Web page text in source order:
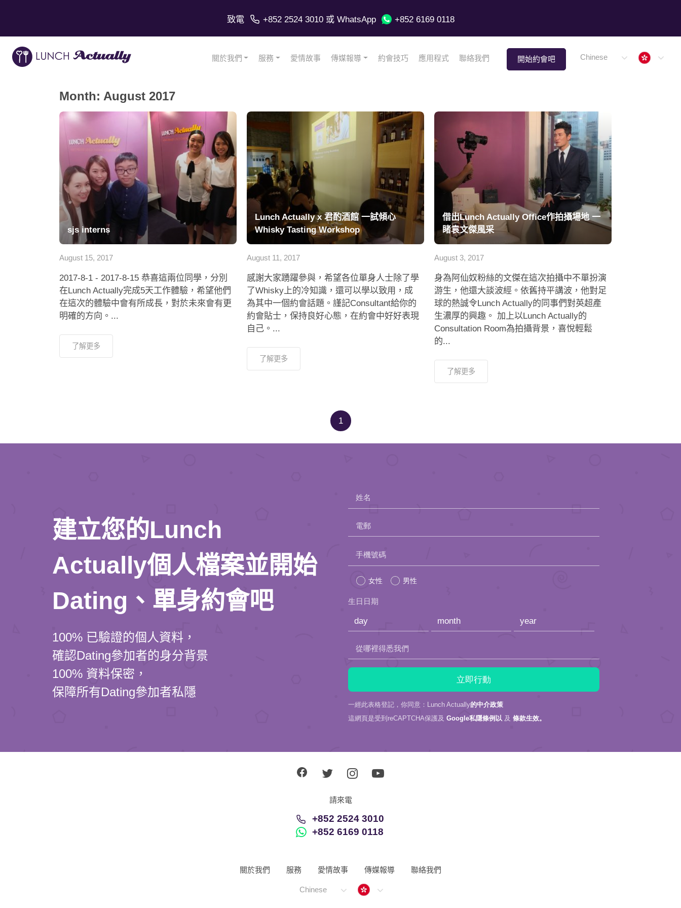
致電 +852 2524 3010或 WhatsApp +852 6169 0118
關於我們 服務 愛情故事 傳媒報導 約會技巧 應用程式 聯絡我們 開始約會吧 Chinese Hong
Month: August 2017
sjs interns
August 15, 2017
2017-8-1 - 2017-8-15 恭喜這兩位同學，分別
在Lunch Actually完成5天工作體驗，希望他們
在這次的體驗中會有所成長，對於未來會有更
明確的方向。...
了解更多
Lunch Actually x 君酌酒館 一試傾心
Whisky Tasting Workshop
August 11, 2017
感謝大家踴躍參與，希望各位單身人士除了學
了Whisky上的冷知識，還可以學以致用，成
為其中一個約會話題。謹記Consultant給你的
約會貼士，保持良好心態，在約會中好好表現
自己。...
了解更多
借出Lunch Actually Office作拍攝場地 一
睹袁文傑風采
August 3, 2017
身為阿仙奴粉絲的文傑在這次拍攝中不單扮演
游生，他還大談波經。依舊持平講波，他對足
球的熱誠令Lunch Actually的同事們對英超產
生濃厚的興趣。 加上以Lunch Actually的
Consultation Room為拍攝背景，喜悅輕鬆
的...
了解更多
1
建立您的Lunch
Actually個人檔案並開始
Dating、單身約會吧
100% 已驗證的個人資料，
確認Dating參加者的身分背景
100% 資料保密，
保障所有Dating參加者私隱
姓名
電郵
Please
field
empty.
手機號碼
女性 男性
生日日期
從哪裡得悉我們
一經此表格登記，你同意：Lunch Actually的中介政策
這網頁是受到reCAPTCHA保護及 Google私隱條例以 及 條款生效。
請來電
+852 2524 3010
+852 6169 0118
關於我們 服務 愛情故事 傳媒報導 聯絡我們
Chinese Hong Kong